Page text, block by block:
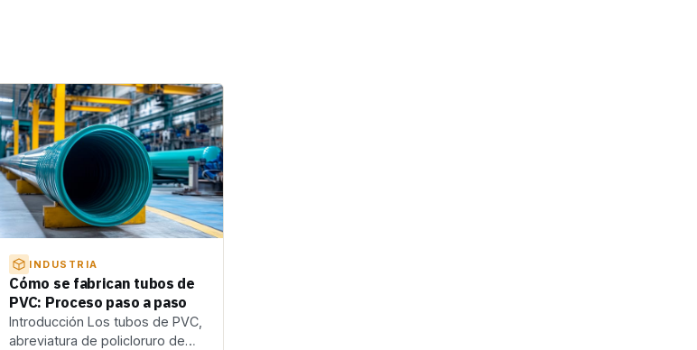
INDUSTRIA
Cómo se fabrican tubos de
PVC: Proceso paso a paso
Introducción Los tubos de PVC,
abreviatura de policloruro de